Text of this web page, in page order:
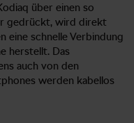
über einen so
gedrückt, wird direkt
eine schnelle Verbindung
herstellt. Das
auch von den
werden kabellos